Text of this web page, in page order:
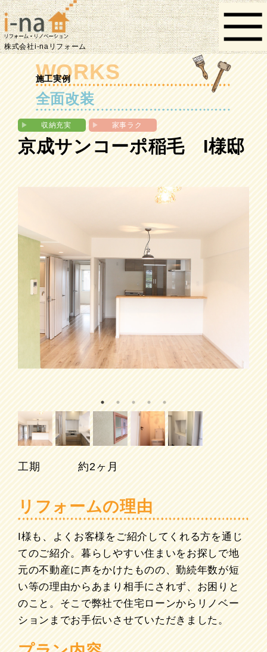
株式会社i-naリフォーム
WORKS
施工実例
全面改装
▶︎ 収納充実 ▶︎ 家事ラク
京成サンコーポ稲毛 I様邸
工期 約2ヶ月
リフォームの理由
I様も、よくお客様をご紹介してくれる方を通じ
てのご紹介。暮らしやすい住まいをお探しで地
元の不動産に声をかけたものの、勤続年数が短
い等の理由からあまり相手にされず、お困りと
のこと。そこで弊社で住宅ローンからリノベー
ションまでお手伝いさせていただきました。